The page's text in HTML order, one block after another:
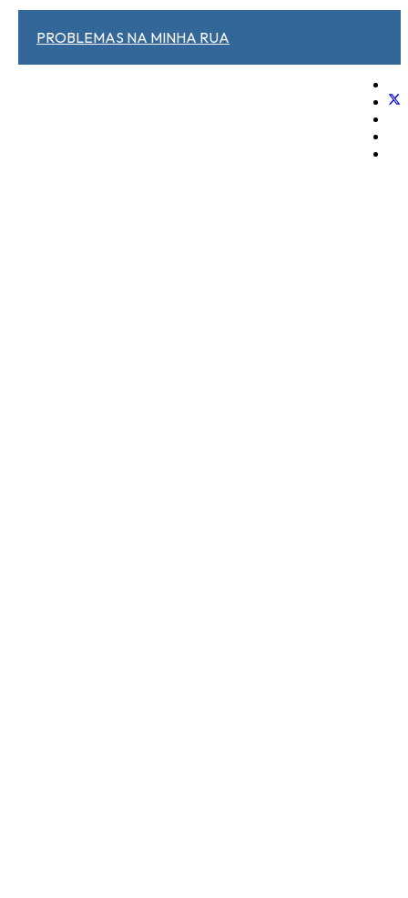
PROBLEMAS NA MINHA RUA